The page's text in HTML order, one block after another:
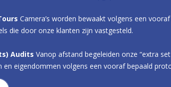
Camera’s worden bewaakt volgens een
die door onze klanten zijn vastgesteld.
Audits Vanop afstand begeleiden onze “extra
en eigendommen volgens een vooraf bepaald